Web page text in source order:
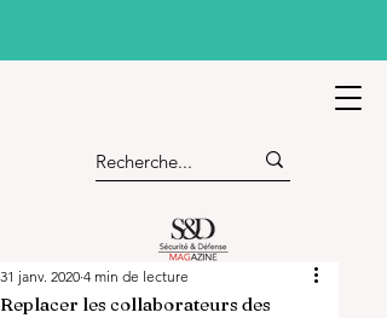
Replacer les collaborateurs des
31 janv. 2020 4 min de lecture